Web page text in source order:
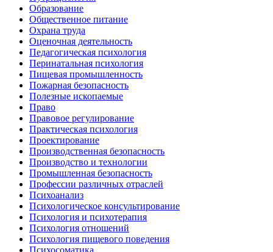
Образование
Общественное питание
Охрана труда
Оценочная деятельность
Педагогическая психология
Перинатальная психология
Пищевая промышленность
Пожарная безопасность
Полезные ископаемые
Право
Правовое регулирование
Практическая психология
Проектирование
Производственная безопасность
Производство и технологии
Промышленная безопасность
Профессии различных отраслей
Психоанализ
Психологическое консультирование
Психология и психотерапия
Психология отношений
Психология пищевого поведения
Психосоматика